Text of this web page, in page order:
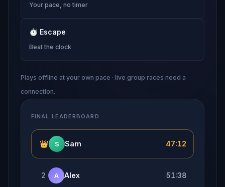
Your pace, no timer
⏱ Escape
Beat the clock
Plays offline at your own pace · live group races need a
connection.
FINAL LEADERBOARD
👑 S Sam 47:12
2 A Alex 51:38